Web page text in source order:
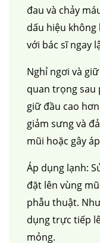
đau và chảy
dấu hiệu
với bác sĩ ngay
Nghỉ ngơi và
quan trọng sau
giữ đầu cao
giảm sưng và
mũi hoặc gây
Áp dụng lạnh:
đặt lên vùng
phẫu thuật.
dụng trực tiếp
mỏng.